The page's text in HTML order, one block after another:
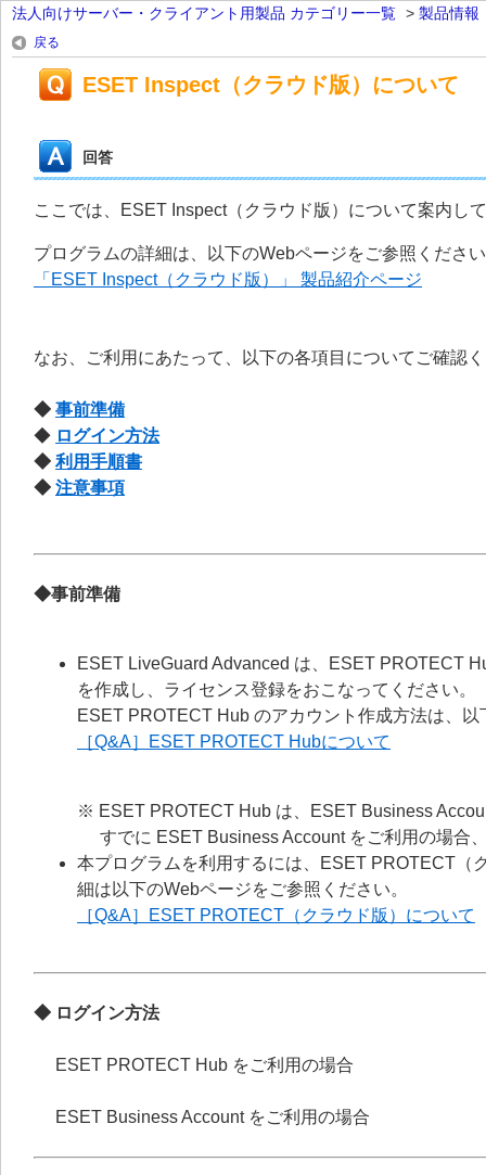
法人向けサーバー・クライアント用製品 カテゴリー一覧 > 製品情報
戻る
ESET Inspect（クラウド版）について
回答
ここでは、ESET Inspect（クラウド版）について案内し
プログラムの詳細は、以下のWebページをご参照くださ
「ESET Inspect（クラウド版）」 製品紹介ページ
なお、ご利用にあたって、以下の各項目についてご確認
◆ 事前準備
◆ ログイン方法
◆ 利用手順書
◆ 注意事項
◆事前準備
ESET LiveGuard Advanced は、ESET PROTECT
を作成し、ライセンス登録をおこなってください。
ESET PROTECT Hub のアカウント作成方法は、
［Q&A］ESET PROTECT Hubについて
※ ESET PROTECT Hub は、ESET Business
すでに ESET Business Account をご利用の場合
本プログラムを利用するには、ESET PROTECT（
細は以下のWebページをご参照ください。
［Q&A］ESET PROTECT（クラウド版）について
◆ ログイン方法
ESET PROTECT Hub をご利用の場合
ESET Business Account をご利用の場合